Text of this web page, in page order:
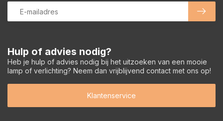
Hulp of advies nodig?
Heb je hulp of advies nodig bij het uitzoeken van een mooie
lamp of verlichting? Neem dan vrijblijvend contact met ons op!
Klantenservice